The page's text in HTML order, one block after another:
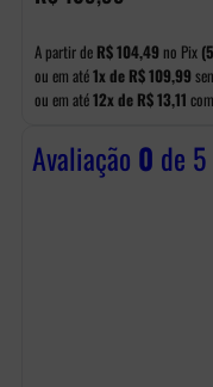
A partir de R$104,49 no Pix
ou em até1x de R$109,99
ou em até12x de R$13,11
Avaliação 0 de 5